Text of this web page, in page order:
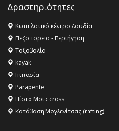
16:27 - Όλυμπος: Εντάχθηκε
Κληρονομιάς της UNESCO –
Όλυμπος αναγνωρίστηκε ως
αγαθό εξέχουσας οικουμενικής
ανθρωπότητα
16:18 -
ΣΤΗΝ ΕΔΕΣΣΑ
Δραστηριότητες
Κωπηλατικό κέντρο Λουδία
Πεζοπορεία - Περιήγηση
Τοξοβολία
kayak
Ιππασία
Parapente
Πίστα Moto cross
Κατάβαση Μογλενίτσας (rafting)